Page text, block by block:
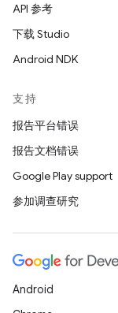
API 参考
下载 Studio
Android NDK
支持
报告平台错误
报告文档错误
Google Play support
参加调查研究
Android